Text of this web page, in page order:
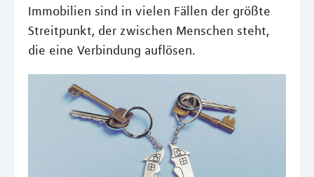
Immobilien sind in vielen Fällen der größte
Streitpunkt, der zwischen Menschen steht,
die eine Verbindung auflösen.